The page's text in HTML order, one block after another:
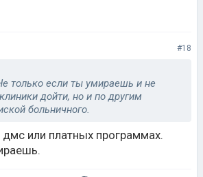
#18
только если ты умираешь и не
дойти, но и по другим
больничного.
дмс или платных программах.